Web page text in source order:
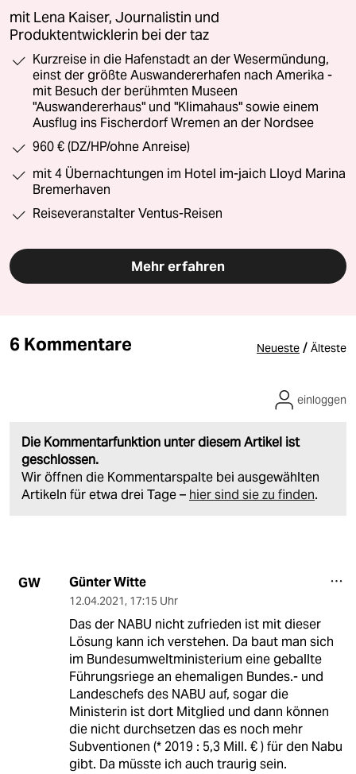
mit Lena Kaiser, Journalistin und
Produktentwicklerin bei der taz
Kurzreise in die Hafenstadt an der Wesermündung,
einst der größte Auswandererhafen nach Amerika -
mit Besuch der berühmten Museen
"Auswandererhaus" und "Klimahaus" sowie einem
Ausflug ins Fischerdorf Wremen an der Nordsee
960 € (DZ/HP/ohne Anreise)
mit 4 Übernachtungen im Hotel im-jaich Lloyd Marina
Bremerhaven
Reiseveranstalter Ventus-Reisen
Mehr erfahren
6 Kommentare Neueste / Älteste
Die Kommentarfunktion unter diesem Artikel ist
geschlossen.
Wir öffnen die Kommentarspalte bei ausgewählten
Artikeln für etwa drei Tage – hier sind sie zu finden.
einloggen
GW Günter Witte
12.04.2021, 17:15 Uhr
Das der NABU nicht zufrieden ist mit dieser
Lösung kann ich verstehen. Da baut man sich
im Bundesumweltministerium eine geballte
Führungsriege an ehemaligen Bundes.- und
Landeschefs des NABU auf, sogar die
Ministerin ist dort Mitglied und dann können
die nicht durchsetzen das es noch mehr
Subventionen (* 2019 : 5,3 Mill. € ) für den Nabu
gibt. Da müsste ich auch traurig sein.